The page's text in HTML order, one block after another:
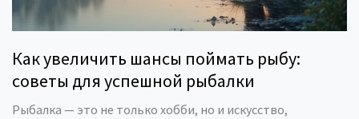
Как увеличить шансы поймать рыбу:
советы для успешной рыбалки
Рыбалка — это не только хобби, но и искусство,